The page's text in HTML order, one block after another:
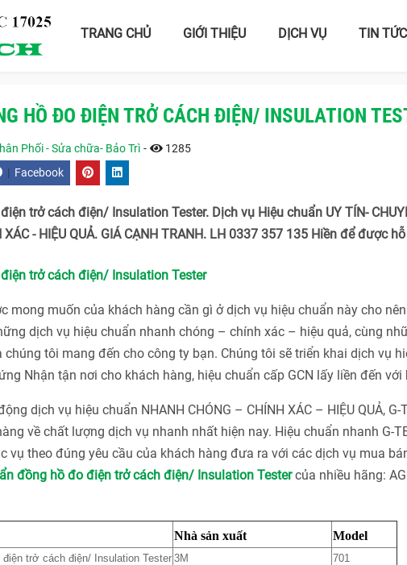
TRANG CHỦ GIỚI THIỆU DỊCH VỤ TIN TỨC
HỒ ĐO ĐIỆN TRỞ CÁCH ĐIỆN/ INSULATION
Phối - Sửa chữa- Bảo Trì - 1285
| Facebook
trở cách điện/ Insulation Tester. Dịch vụ Hiệu chuẩn UY TÍN-
XÁC - HIỆU QUẢ. GIÁ CẠNH TRANH. LH 0337 357 135 Hiền để được
trở cách điện/ Insulation Tester
mong muốn của khách hàng cần gì ở dịch vụ hiệu chuẩn này cho nên
dịch vụ hiệu chuẩn nhanh chóng – chính xác – hiệu quả, cùng
tôi mang đến cho công ty bạn. Chúng tôi sẽ triển khai dịch vụ
Nhận tận nơi cho khách hàng, hiệu chuẩn cấp GCN lấy liền đến với
dịch vụ hiệu chuẩn NHANH CHÓNG – CHÍNH XÁC – HIỆU QUẢ, G-
về chất lượng dịch vụ nhanh nhất hiện nay. Hiệu chuẩn nhanh G-
vụ theo đúng yêu cầu của khách hàng đưa ra với các dịch vụ mua
đồng hồ đo điện trở cách điện/ Insulation Testercủa nhiều hãng:
Nhà sản xuất Model
điện trở cách điện/ Insulation Tester 3M
701